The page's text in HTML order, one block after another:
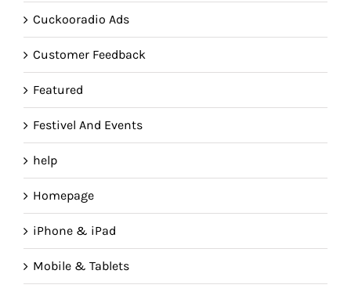
Cuckooradio Ads
Customer Feedback
Featured
Festivel And Events
help
Homepage
iPhone & iPad
Mobile & Tablets